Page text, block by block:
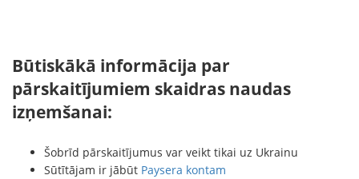
Būtiskākā informācija par
pārskaitījumiem skaidras naudas
izņemšanai:
Šobrīd pārskaitījumus var veikt tikai uz Ukrainu
Sūtītājam ir jābūt Paysera kontam